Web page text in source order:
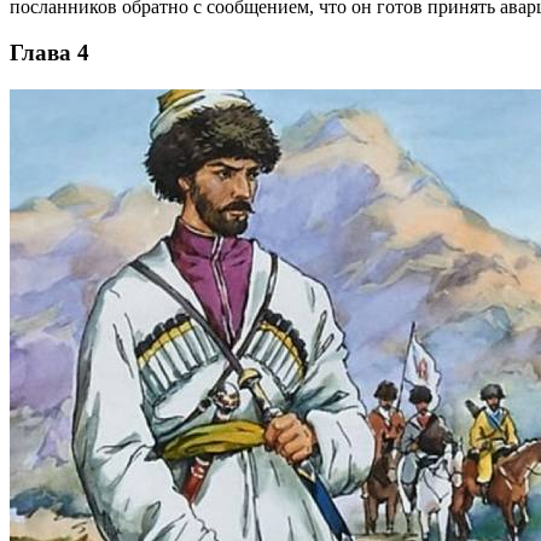
посланников обратно с сообщением, что он готов принять
Глава 4